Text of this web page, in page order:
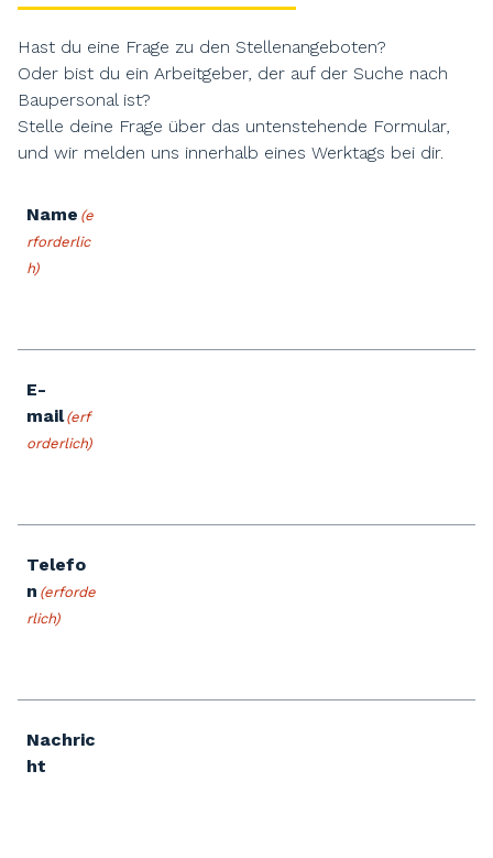
Hast du eine Frage zu den Stellenangeboten?
Oder bist du ein Arbeitgeber, der auf der Suche nach
Baupersonal ist?
Stelle deine Frage über das untenstehende Formular,
und wir melden uns innerhalb eines Werktags bei dir.
Name (e
rforderlic
h)
E-
mail (erf
orderlich)
Telefo
n (erforde
rlich)
Nachric
ht